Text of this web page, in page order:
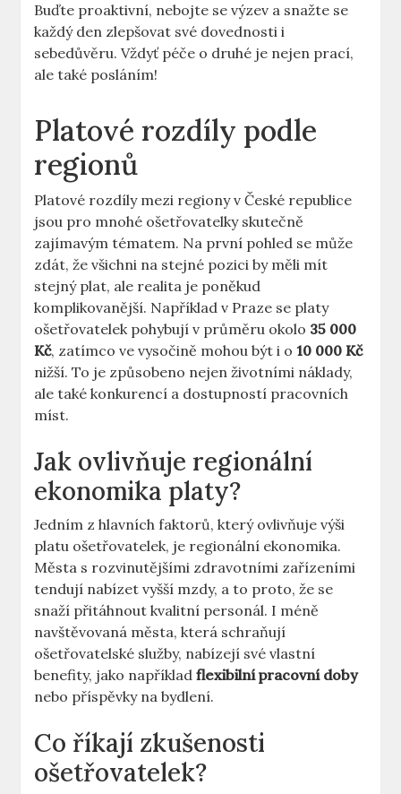
Buďte ⁣proaktivní,​ nebojte se výzev a snažte se
každý den⁢ zlepšovat⁤ své dovednosti i
sebedůvěru.⁢ Vždyť ⁤péče o druhé je nejen prací,
⁤ale⁤ také posláním!
Platové rozdíly ⁢podle
regionů
Platové rozdíly mezi regiony v České republice ​
jsou pro mnohé ošetřovatelky skutečně
zajímavým tématem. Na první⁤ pohled ​se může
‌zdát,​ že všichni na stejné pozici by měli mít
stejný plat, ​ale realita je​ poněkud
komplikovanější. ‌Například v Praze se platy
ošetřovatelek pohybují v ⁣průměru okolo⁤ 35 000
Kč,⁤ zatímco ve vysočině​ mohou ⁤být i o 10 000 Kč
nižší. To je způsobeno nejen životními náklady,
ale také konkurencí a dostupností pracovních
míst.
Jak ovlivňuje regionální
ekonomika platy?
Jedním⁤ z hlavních faktorů, který ovlivňuje ​výši
platu⁢ ošetřovatelek, je regionální ekonomika.
Města s rozvinutějšími zdravotními zařízeními
tendují ‍nabízet vyšší mzdy, a to proto, že se
snaží přitáhnout kvalitní personál. I méně
navštěvovaná města, která ⁤schraňují
ošetřovatelské služby, nabízejí ‌své vlastní
benefity, jako napříkladflexibilní pracovní doby
nebo příspěvky na‍ bydlení.
Co říkají zkušenosti
ošetřovatelek?